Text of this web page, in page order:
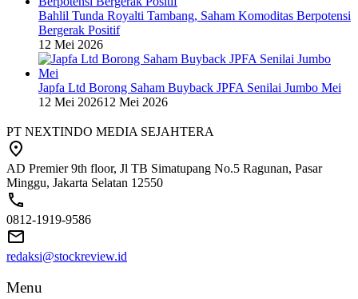
Bahlil Tunda Royalti Tambang, Saham Komoditas Berpotensi
Bergerak Positif
12 Mei 2026
Japfa Ltd Borong Saham Buyback JPFA Senilai Jumbo Mei
12 Mei 202612 Mei 2026
PT NEXTINDO MEDIA SEJAHTERA
AD Premier 9th floor, Jl TB Simatupang No.5 Ragunan, Pasar
Minggu, Jakarta Selatan 12550
0812-1919-9586
redaksi@stockreview.id
Menu